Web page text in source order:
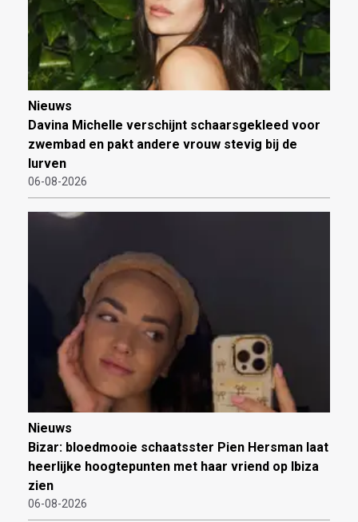
Nieuws
Davina Michelle verschijnt schaarsgekleed voor
zwembad en pakt andere vrouw stevig bij de
lurven
06-08-2026
Nieuws
Bizar: bloedmooie schaatsster Pien Hersman laat
heerlijke hoogtepunten met haar vriend op Ibiza
zien
06-08-2026